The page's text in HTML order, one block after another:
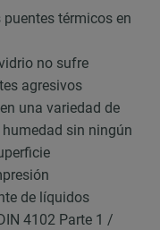
térmicos en
no sufre
agresivos
una variedad de
sin ningún
de líquidos
4102 Parte 1 /